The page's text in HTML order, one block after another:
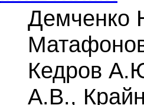
Демченко
Кедров
А.В.,